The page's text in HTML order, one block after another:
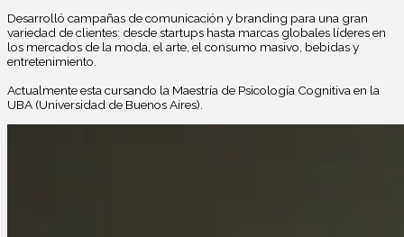
Desarrolló campañas de comunicación y branding para una gran
variedad de clientes: desde startups hasta marcas globales líderes en
los mercados de la moda, el arte, el consumo masivo, bebidas y
entretenimiento.
Actualmente esta cursando la Maestría de Psicología Cognitiva en la
UBA (Universidad de Buenos Aires).